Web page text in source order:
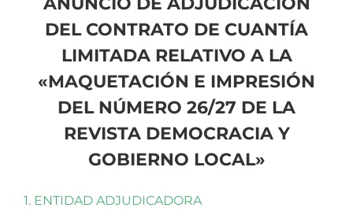
DEL CONTRATO DE CUANTÍA
LIMITADA RELATIVO A LA
«MAQUETACIÓN E IMPRESIÓN
DEL NÚMERO 26/27 DE LA
REVISTA DEMOCRACIA Y
GOBIERNO LOCAL»
1. ENTIDAD ADJUDICADORA